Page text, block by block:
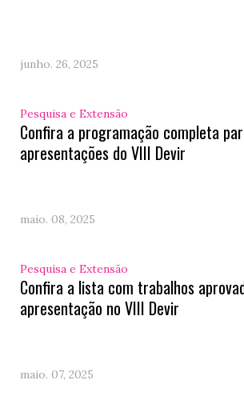
junho. 26, 2025
Pesquisa e Extensão
Confira a programação completa
apresentações do VIII Devir
maio. 08, 2025
Pesquisa e Extensão
Confira a lista com trabalhos
apresentação no VIII Devir
maio. 07, 2025